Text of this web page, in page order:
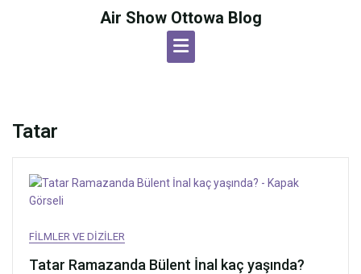
Air Show Ottowa Blog
Tatar
FILMLER VE DIZILER
Tatar Ramazanda Bülent İnal kaç yaşında?